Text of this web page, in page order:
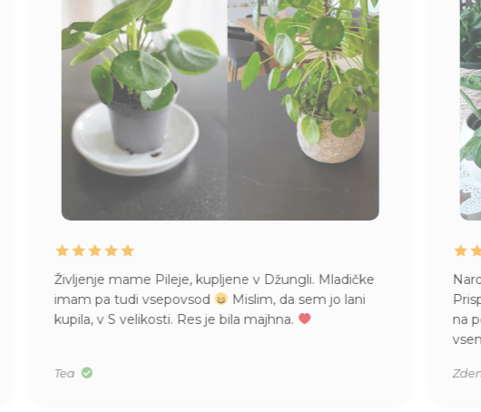
Mladičke
jo lani
Naročila že večkrat pri vas čudovite različne rožice.
Prispele nepoškodovane, kljub bojazni, da se jim bo
na poti kaj zgodilo. Sedaj rastejo kot nore! Hvala